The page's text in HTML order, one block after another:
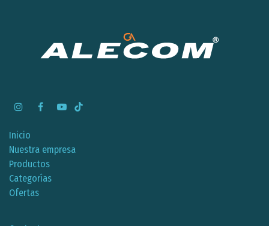
Inicio
Nuestra empresa
Productos
Categorías
Ofertas